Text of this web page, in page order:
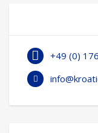
+49 (0)